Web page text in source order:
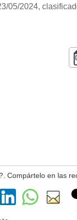
05/2024,
Compártelo en las